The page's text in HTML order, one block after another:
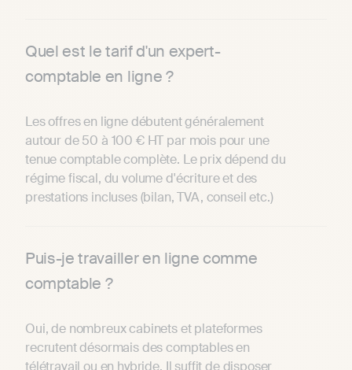
Quel est le tarif d'un expert-
comptable en ligne ?
Les offres en ligne débutent généralement
autour de 50 à 100 € HT par mois pour une
tenue comptable complète. Le prix dépend du
régime fiscal, du volume d'écriture et des
prestations incluses (bilan, TVA, conseil etc.)
Puis-je travailler en ligne comme
comptable ?
Oui, de nombreux cabinets et plateformes
recrutent désormais des comptables en
télétravail ou en hybride. Il suffit de disposer